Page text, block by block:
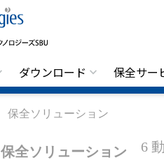
ダウンロード 保全サー
保全ソリューション
保全ソリューション 6